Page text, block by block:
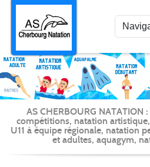
AS CHERBOURG NATATION
compétitions, natation
U11 à équipe régionale, natation
et adultes, aquagym,
Panneau de gestion des cookies